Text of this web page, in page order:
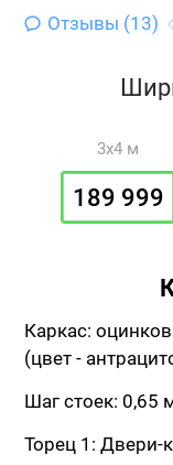
Отзывы (13)
3x4 м
189 999
Каркас:
(цвет -
Шаг стоек: 0,65
Торец 1: Двери-